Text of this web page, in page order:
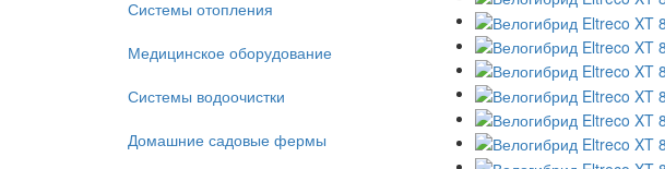
Системы отопления
Медицинское оборудование
Системы водоочистки
Домашние садовые фермы